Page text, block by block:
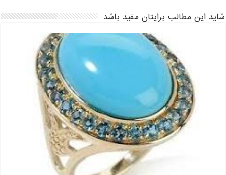
شاید این مطالب برایتان مفید باشد